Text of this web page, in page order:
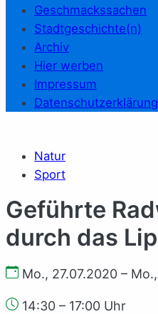
Geschmackssachen
Stadtgeschichte(n)
Archiv
Hier werben
Impressum
Datenschutzerklärung
Natur
Sport
Ge­führ­te
durch das
Mo., 27.07.2020 –
14:30 – 17:00 Uhr